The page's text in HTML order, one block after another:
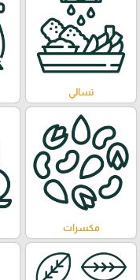
تسالي
مكسرات